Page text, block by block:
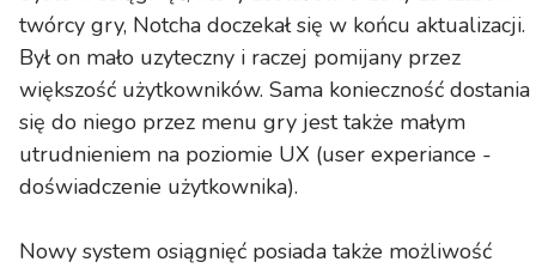
twórcy gry, Notcha doczekał się w końcu aktualizacji.
Był on mało uzyteczny i raczej pomijany przez
większość użytkowników. Sama konieczność dostania
się do niego przez menu gry jest także małym
utrudnieniem na poziomie UX (user experiance -
doświadczenie użytkownika).
Nowy system osiągnięć posiada także możliwość